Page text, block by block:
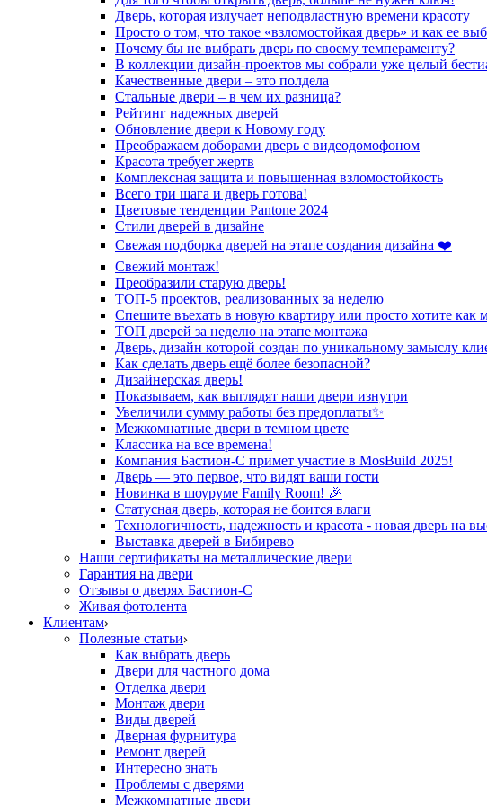
Дверь, которая излучает неподвластную времени красоту
Просто о том, что такое «взломостойкая дверь» и как ее
Почему бы не выбрать дверь по своему темпераменту?
В коллекции дизайн-проектов мы собрали уже целый
Качественные двери – это полдела
Стальные двери – в чем их разница?
Рейтинг надежных дверей
Обновление двери к Новому году
Преображаем доборами дверь с видеодомофоном
Красота требует жертв
Комплексная защита и повышенная взломостойкость
Всего три шага и дверь готова!
Цветовые тенденции Pantone 2024
Стили дверей в дизайне
Свежая подборка дверей на этапе создания дизайна ❤️
Свежий монтаж!
Преобразили старую дверь!
ТОП-5 проектов, реализованных за неделю
Спешите въехать в новую квартиру или просто хотите как
ТОП дверей за неделю на этапе монтажа
Дверь, дизайн которой создан по уникальному замыслу
Как сделать дверь ещё более безопасной?
Дизайнерская дверь!
Показываем, как выглядят наши двери изнутри
Увеличили сумму работы без предоплаты✨
Межкомнатные двери в темном цвете
Классика на все времена!
Компания Бастион-С примет участие в MosBuild 2025!
Дверь — это первое, что видят ваши гости
Новинка в шоуруме Family Room! 🎉
Статусная дверь, которая не боится влаги
Технологичность, надежность и красота - новая дверь на
Выставка дверей в Бибирево
Наши сертификаты на металлические двери
Гарантия на двери
Отзывы о дверях Бастион-С
Живая фотолента
Клиентам
Полезные статьи
Как выбрать дверь
Двери для частного дома
Отделка двери
Монтаж двери
Виды дверей
Дверная фурнитура
Ремонт дверей
Интересно знать
Проблемы с дверями
Межкомнатные двери